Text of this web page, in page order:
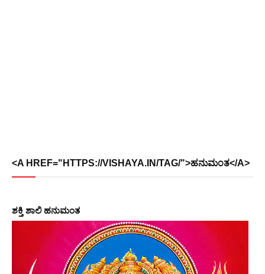
<A HREF="HTTPS://VISHAYA.IN/TAG/">ಹನುಮಂತ</A>
ಶಕ್ತಿ ಶಾಲಿ ಹನುಮಂತ